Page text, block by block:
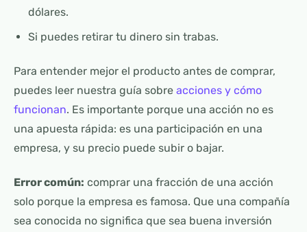
dólares.
Si puedes retirar tu dinero sin trabas.
Para entender mejor el producto antes de comprar,
puedes leer nuestra guía sobre acciones y cómo
funcionan. Es importante porque una acción no es
una apuesta rápida: es una participación en una
empresa, y su precio puede subir o bajar.
Error común: comprar una fracción de una acción
solo porque la empresa es famosa. Que una compañía
sea conocida no significa que sea buena inversión